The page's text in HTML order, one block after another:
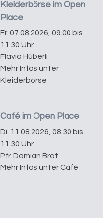
Kleiderbörse im Open
Place
Fr. 07.08.2026, 09.00 bis
11.30 Uhr
Flavia Hüberli
Mehr Infos unter
Kleiderbörse
Café im Open Place
Di. 11.08.2026, 08.30 bis
11.30 Uhr
Pfr. Damian Brot
Mehr Infos unter Café